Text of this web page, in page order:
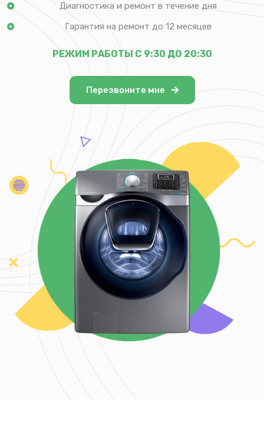
Диагностика и ремонт в течение дня
Гарантия на ремонт до 12 месяцев
РЕЖИМ РАБОТЫ С 9:30 ДО 20:30
Перезвоните мне